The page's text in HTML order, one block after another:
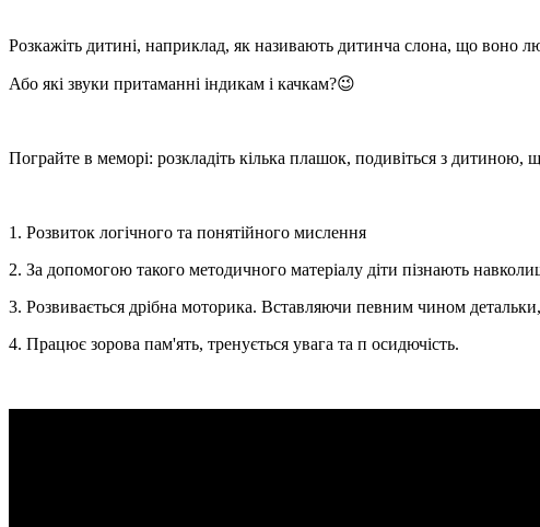
Розкажіть дитині, наприклад, як називають дитинча слона, що воно
Або які звуки притаманні індикам і качкам?😉
Пограйте в меморі: розкладіть кілька плашок, подивіться з
1. Розвиток логічного та понятійного мислення
2. За допомогою такого методичного матеріалу діти пізнають
3. Розвивається дрібна моторика. Вставляючи певним чином
4. Працює зорова пам'ять, тренується увага та п осидючість.